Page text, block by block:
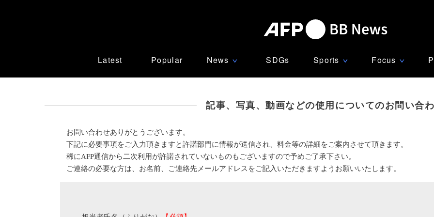
Latest Popular News ∨ SDGs Sports ∨ Focus ∨
記事、写真、動画などの使用についてのお問い合
お問い合わせありがとうございます。
下記に必要事項をご入力頂きますと許諾部門に情報が送信され、料金等の詳細をご案内させて頂きます。
稀にAFP通信から二次利用が許諾されていないものもございますので予めご了承下さい。
ご連絡の必要な方は、お名前、ご連絡先メールアドレスをご記入いただきますようお願いいたします。